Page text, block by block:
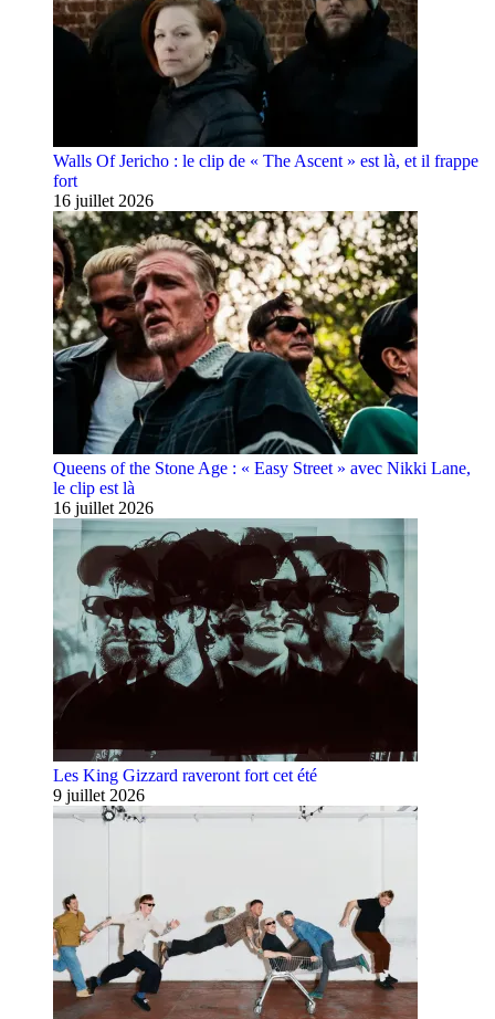
Walls Of Jericho : le clip de « The Ascent » est là, et il frappe
fort
16 juillet 2026
Queens of the Stone Age : « Easy Street » avec Nikki Lane,
le clip est là
16 juillet 2026
Les King Gizzard raveront fort cet été
9 juillet 2026